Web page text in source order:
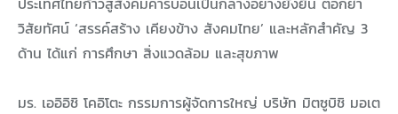
ห้กับ โรงพยาบาลสมเด็จพระบรมราชเทวี ณ ศรีราชา จังหวัดชลบุรี
อร์ส ให้น้องได้เรียน มอบ 100 ทุน สานฝันเยาวชน ส่งเสริมการศึกษา
วิสัยทัศน์ ‘สรรค์สร้าง เคียงข้าง สังคมไทย’ และหลักสำคัญ 3
ด้าน ได้แก่ การศึกษา สิ่งแวดล้อม และสุขภาพ
มร. เออิอิชิ โคอิโตะ กรรมการผู้จัดการใหญ่ บริษัท มิตซูบิชิ มอเต